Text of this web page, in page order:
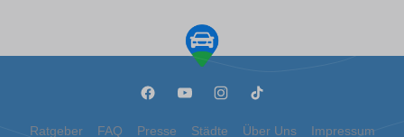
Ratgeber FAQ Presse Städte Über Uns Impressum